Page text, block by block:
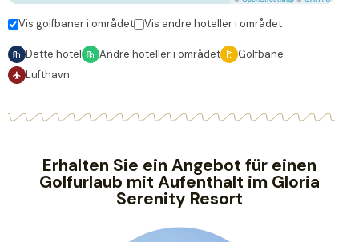
Vis golfbaner i området Vis andre hoteller i området
Dette hotel Andre hoteller i området
Golfbane
Lufthavn
Erhalten Sie ein Angebot für einen
Golfurlaub mit Aufenthalt im Gloria
Serenity Resort